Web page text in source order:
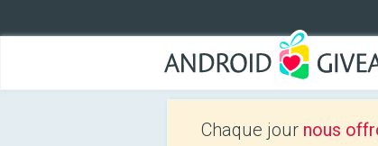
Chaque jour nous